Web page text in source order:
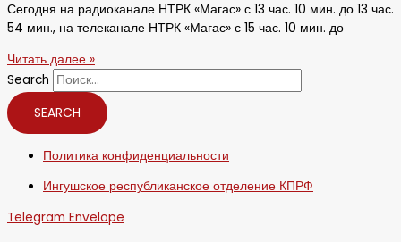
Сегодня на радиоканале НТРК «Магас» с 13 час. 10 мин. до 13 час.
54 мин., на телеканале НТРК «Магас» с 15 час. 10 мин. до
Читать далее »
Search
SEARCH
Политика конфиденциальности
Ингушское республиканское отделение КПРФ
Telegram Envelope